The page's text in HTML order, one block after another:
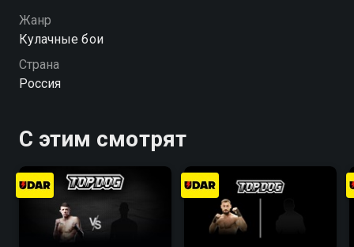
Жанр
Кулачные бои
Страна
Россия
С этим смотрят